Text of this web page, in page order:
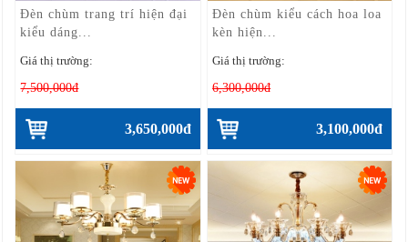
Đèn chùm trang trí hiện đại
kiểu dáng...
Giá thị trường:
7,500,000đ
3,650,000đ
Đèn chùm kiểu cách hoa loa
kèn hiện...
Giá thị trường:
6,300,000đ
3,100,000đ